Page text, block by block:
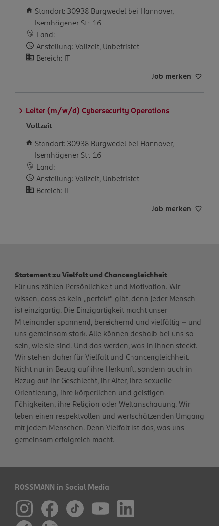
Standort: 30938 Burgwedel bei Hannover,
Isernhägener Str. 16
Land:
Anstellung: Vollzeit, Unbefristet
Bereich: IT
Job merken
Leiter (m/w/d) Cybersecurity Operations
Vollzeit
Standort: 30938 Burgwedel bei Hannover,
Isernhägener Str. 16
Land:
Anstellung: Vollzeit, Unbefristet
Bereich: IT
Job merken
Statement zu Vielfalt und Chancengleichheit
Für uns zählen Persönlichkeit und Motivation. Wir
wissen, dass es kein „perfekt“ gibt, denn jeder Mensch
ist einzigartig. Die Einzigartigkeit macht unser
Miteinander spannend, bereichernd und vielfältig – und
uns gemeinsam stark. Alle können deshalb bei uns so
sein, wie sie sind. Und das werden, was in ihnen steckt.
Wir stehen daher für Vielfalt und Chancengleichheit.
Nicht nur in Bezug auf ihre Herkunft, sondern auch in
Bezug auf ihr Geschlecht, ihr Alter, ihre sexuelle
Orientierung, ihre körperlichen und geistigen
Fähigkeiten, ihre Religion oder Weltanschauung. Wir
leben einen respektvollen und wertschätzenden Umgang
mit jedem Menschen. Denn Vielfalt ist das, was uns
gemeinsam erfolgreich macht.
ROSSMANN in Social Media